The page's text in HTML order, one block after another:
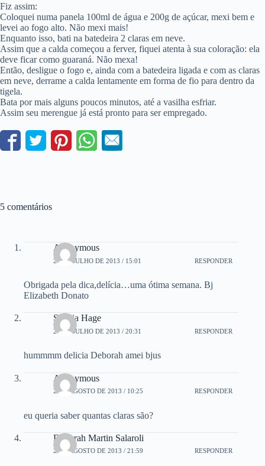
Fiz assim:
Coloquei numa panela 100ml de água e 200g de açúcar, mexi bem e
levei ao fogo alto. Não mexi mais!
Enquanto isso, bati na batedeira 2 claras em neve.
Assim que a calda começou a ferver, fiquei atenta à sua coloração: ela
deve ficar como guaraná. Não mexa!
Então, desligue o fogo e, ainda com a batedeira ligada e com as claras
em neve, derrame a calda lentamente em forma de fio para dentro da
tigela.
Bata por mais alguns poucos minutos, até a vasilha esfriar.
Assim seu merengue já está pronto para ser empregado.
5 comentários
Anonymous
29 DE JULHO DE 2013 / 15:01 RESPONDER
Obrigada pela dica,delícia…uma ótima semana. Bj
Elizabeth Donato
Sadhia Hage
29 DE JULHO DE 2013 / 20:31 RESPONDER
hummmm delicia Deborah amei bjus
Anonymous
2 DE AGOSTO DE 2013 / 10:25 RESPONDER
eu queria saber quantas claras são?
Deborah Martin Salaroli
2 DE AGOSTO DE 2013 / 21:59 RESPONDER